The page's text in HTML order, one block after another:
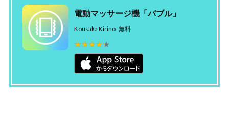
電動マッサージ機「バブル」
Kousaka Kirino 無料
★★★★★
★★★★★